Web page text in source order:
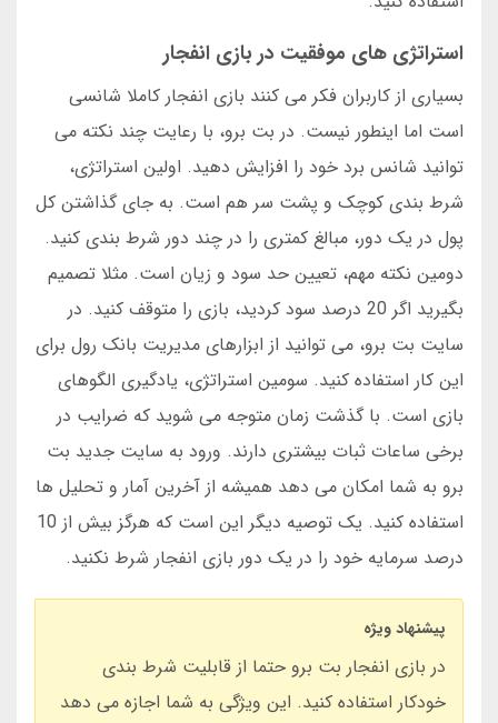
استراتژی های موفقیت در بازی انفجار
بسیاری از کاربران فکر می کنند بازی انفجار کاملا شانسی
است اما اینطور نیست. در بت برو، با رعایت چند نکته می
توانید شانس برد خود را افزایش دهید. اولین استراتژی،
شرط بندی کوچک و پشت سر هم است. به جای گذاشتن کل
پول در یک دور، مبالغ کمتری را در چند دور شرط بندی کنید.
دومین نکته مهم، تعیین حد سود و زیان است. مثلا تصمیم
بگیرید اگر 20 درصد سود کردید، بازی را متوقف کنید. در
سایت بت برو، می توانید از ابزارهای مدیریت بانک رول برای
این کار استفاده کنید. سومین استراتژی، یادگیری الگوهای
بازی است. با گذشت زمان متوجه می شوید که ضرایب در
برخی ساعات ثبات بیشتری دارند. ورود به سایت جدید بت
برو به شما امکان می دهد همیشه از آخرین آمار و تحلیل ها
استفاده کنید. یک توصیه دیگر این است که هرگز بیش از 10
درصد سرمایه خود را در یک دور بازی انفجار شرط نکنید.
پیشنهاد ویژه
در بازی انفجار بت برو حتما از قابلیت شرط بندی
خودکار استفاده کنید. این ویژگی به شما اجازه می دهد